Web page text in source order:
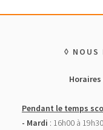
NOUS
Horaires
Pendant le temps
- Mardi : 16h00 à 19h30